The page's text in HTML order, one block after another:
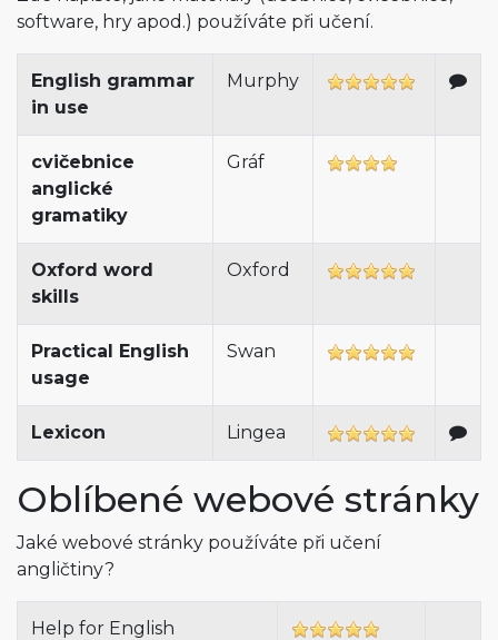
software, hry apod.) používáte při učení.
English grammar
in use
Murphy
cvičebnice
anglické
gramatiky
Gráf
Oxford word
skills
Oxford
Practical English
usage
Swan
Lexicon Lingea
Oblíbené webové stránky
Jaké webové stránky používáte při učení
angličtiny?
Help for English